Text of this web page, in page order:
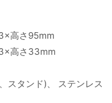
高さ95mm
高さ33mm
スタンド)、 ステンレス